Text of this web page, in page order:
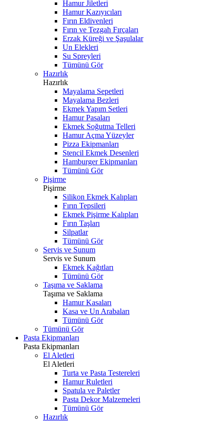
Hamur Jiletleri
Hamur Kazıyıcıları
Fırın Eldivenleri
Fırın ve Tezgah Fırçaları
Erzak Küreği ve Şaşulalar
Un Elekleri
Su Spreyleri
Tümünü Gör
Hazırlık
Hazırlık
Mayalama Sepetleri
Mayalama Bezleri
Ekmek Yapım Setleri
Hamur Pasaları
Ekmek Soğutma Telleri
Hamur Açma Yüzeyler
Pizza Ekipmanları
Stencil Ekmek Desenleri
Hamburger Ekipmanları
Tümünü Gör
Pişirme
Pişirme
Silikon Ekmek Kalıpları
Fırın Tepsileri
Ekmek Pişirme Kalıpları
Fırın Taşları
Silpatlar
Tümünü Gör
Servis ve Sunum
Servis ve Sunum
Ekmek Kağıtları
Tümünü Gör
Taşıma ve Saklama
Taşıma ve Saklama
Hamur Kasaları
Kasa ve Un Arabaları
Tümünü Gör
Tümünü Gör
Pasta Ekipmanları
Pasta Ekipmanları
El Aletleri
El Aletleri
Turta ve Pasta Testereleri
Hamur Ruletleri
Spatula ve Paletler
Pasta Dekor Malzemeleri
Tümünü Gör
Hazırlık